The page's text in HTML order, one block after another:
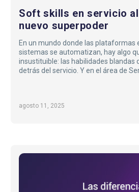
agosto 11, 2025
Soft skills en servicio
nuevo superpoder
En un mundo donde las plataformas
sistemas se automatizan, hay algo
insustituible: las habilidades blandas
detrás del servicio. Y en el área de
entre